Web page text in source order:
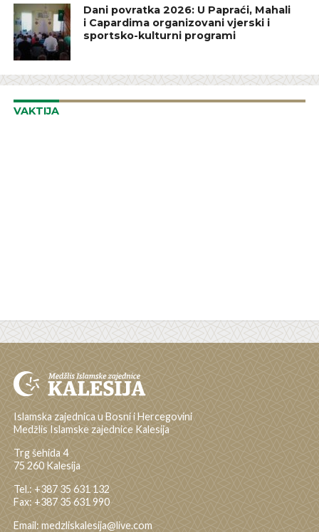
Dani povratka 2026: U Papraći, Mahali
i Capardima organizovani vjerski i
sportsko-kulturni programi
VAKTIJA
Islamska zajednica u Bosni i Hercegovini
Medžlis Islamske zajednice Kalesija
Trg šehida 4
75 260 Kalesija
Tel.: +387 35 631 132
Fax: +387 35 631 990
Email: medzliskalesija@live.com